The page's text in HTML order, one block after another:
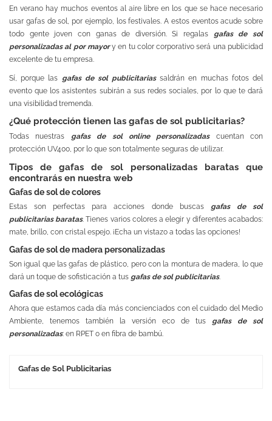
En verano hay muchos eventos al aire libre en los que se hace necesario
usar gafas de sol, por ejemplo, los festivales. A estos eventos acude sobre
todo gente joven con ganas de diversión. Si regalas gafas de sol
personalizadas al por mayory en tu color corporativo será una publicidad
excelente de tu empresa.
Sí, porque las gafas de sol publicitariassaldrán en muchas fotos del
evento que los asistentes subirán a sus redes sociales, por lo que te dará
una visibilidad tremenda.
¿Qué protección tienen las gafas de sol publicitarias?
Todas nuestras gafas de sol online personalizadas cuentan con
protección UV400, por lo que son totalmente seguras de utilizar.
Tipos de gafas de sol personalizadas baratas que
encontrarás en nuestra web
Gafas de sol de colores
Estas son perfectas para acciones donde buscas gafas de sol
publicitarias baratas. Tienes varios colores a elegir y diferentes acabados:
mate, brillo, con cristal espejo. ¡Echa un vistazo a todas las opciones!
Gafas de sol de madera personalizadas
Son igual que las gafas de plástico, pero con la montura de madera, lo que
dará un toque de sofisticación a tus gafas de sol publicitarias.
Gafas de sol ecológicas
Ahora que estamos cada día más concienciados con el cuidado del Medio
Ambiente, tenemos también la versión eco de tus gafas de sol
personalizadas: en RPET o en fibra de bambú.
Gafas de Sol Publicitarias